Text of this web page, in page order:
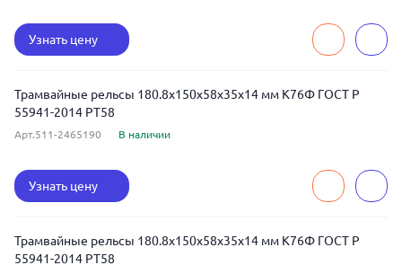
Узнать цену
Трамвайные рельсы 180.8x150x58x35x14 мм К76Ф ГОСТ Р
55941-2014 РТ58
Арт.511-2465190 В наличии
Узнать цену
Трамвайные рельсы 180.8x150x58x35x14 мм К76Ф ГОСТ Р
55941-2014 РТ58